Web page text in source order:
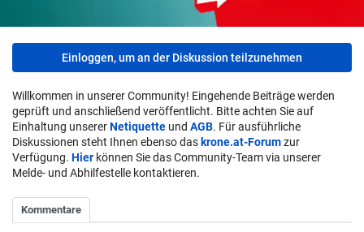
Einloggen, um an der Diskussion teilzunehmen
Willkommen in unserer Community! Eingehende Beiträge werden
geprüft und anschließend veröffentlicht. Bitte achten Sie auf
Einhaltung unsererNetiquette und AGB. Für ausführliche
Diskussionen steht Ihnen ebenso das krone.at-Forumzur
Verfügung. Hier können Sie das Community-Team via unserer
Melde- und Abhilfestelle kontaktieren.